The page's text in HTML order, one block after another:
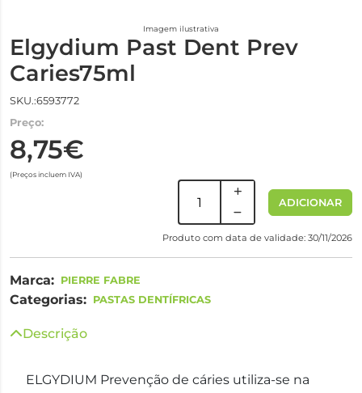
Imagem ilustrativa
Elgydium Past Dent Prev
Caries75ml
SKU.:6593772
Preço:
8,75€
(Preços incluem IVA)
ADICIONAR
Produto com data de validade: 30/11/2026
Marca: PIERRE FABRE
Categorias: PASTAS DENTÍFRICAS
Descrição
ELGYDIUM Prevenção de cáries utiliza-se na